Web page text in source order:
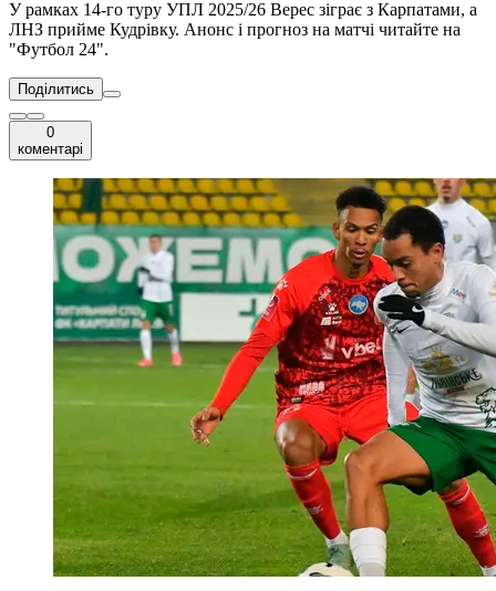
У рамках 14-го туру УПЛ 2025/26 Верес зіграє з Карпатами, а
ЛНЗ прийме Кудрівку. Анонс і прогноз на матчі читайте на
"Футбол 24".
Поділитись
0
коментарі